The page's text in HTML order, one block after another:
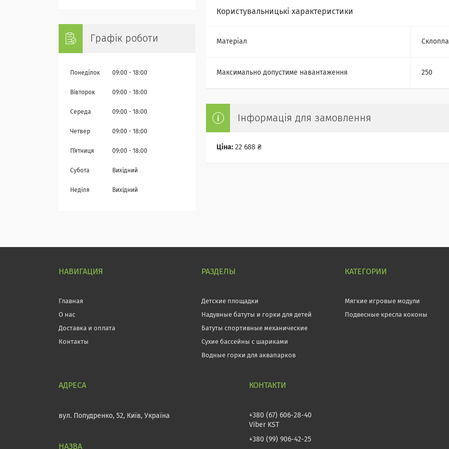
Користувальницькі характеристики
Матеріал
Максимально допустиме навантаження 250
Інформація для замовлення
Ціна: 22 688 ₴
Графік роботи
Понеділок 09:00 18:00
Вівторок 09:00 18:00
Середа 09:00 18:00
Четвер 09:00 18:00
Пʼятниця 09:00 18:00
Субота Вихідний
Неділя Вихідний
НАВИГАЦИЯ
Главная
О нас
Доставка и оплата
Контакты
РАЗДЕЛЫ
Детские площадки
Надувные батуты и горки для детей
Батуты спортивные механические
Сухие бассейны с шариками
Водные горки для аквапарков
КАТЕГОРИИ
Мягкие игровые модули
Подвесные кресла коконы
вул. Попудренко, 52, Київ, Україна
+380 (67) 606-28-40
Viber KST
+380 (99) 906-42-25